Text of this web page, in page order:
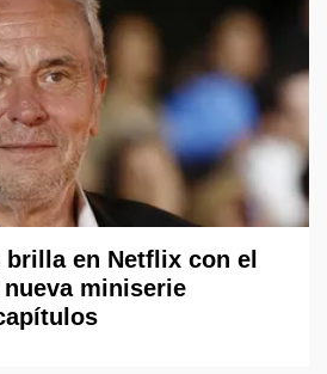
brilla en Netflix con el
miniserie